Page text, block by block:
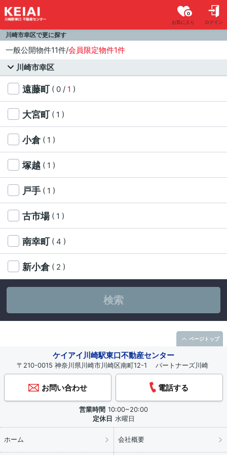
お気に入り
0
ログイン
川崎市幸区で更に探す
一般公開物件11件/会員限定物件1件
川崎市幸区
遠藤町 ( 0 / 1 )
大宮町 ( 1 )
小倉 ( 1 )
塚越 ( 1 )
戸手 ( 1 )
古市場 ( 1 )
南幸町 ( 4 )
新小倉 ( 2 )
検索
ケイアイ川崎駅東口不動産センター
〒210-0015 神奈川県川崎市川崎区南町12-1 パートナーズ川崎
お問い合わせ 電話する
営業時間 10:00~20:00
定休日 水曜日
ホーム 会社概要
ページトップ